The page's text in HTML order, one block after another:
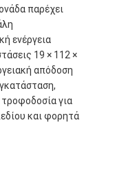
παρέχει
ενέργεια
19 × 112 ×
απόδοση
για
και φορητά